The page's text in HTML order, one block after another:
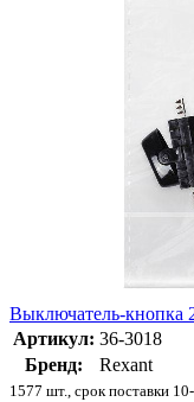
Выключатель-кнопка
Артикул: 36-3018
Бренд:
Rexant
1577 шт., срок поставки